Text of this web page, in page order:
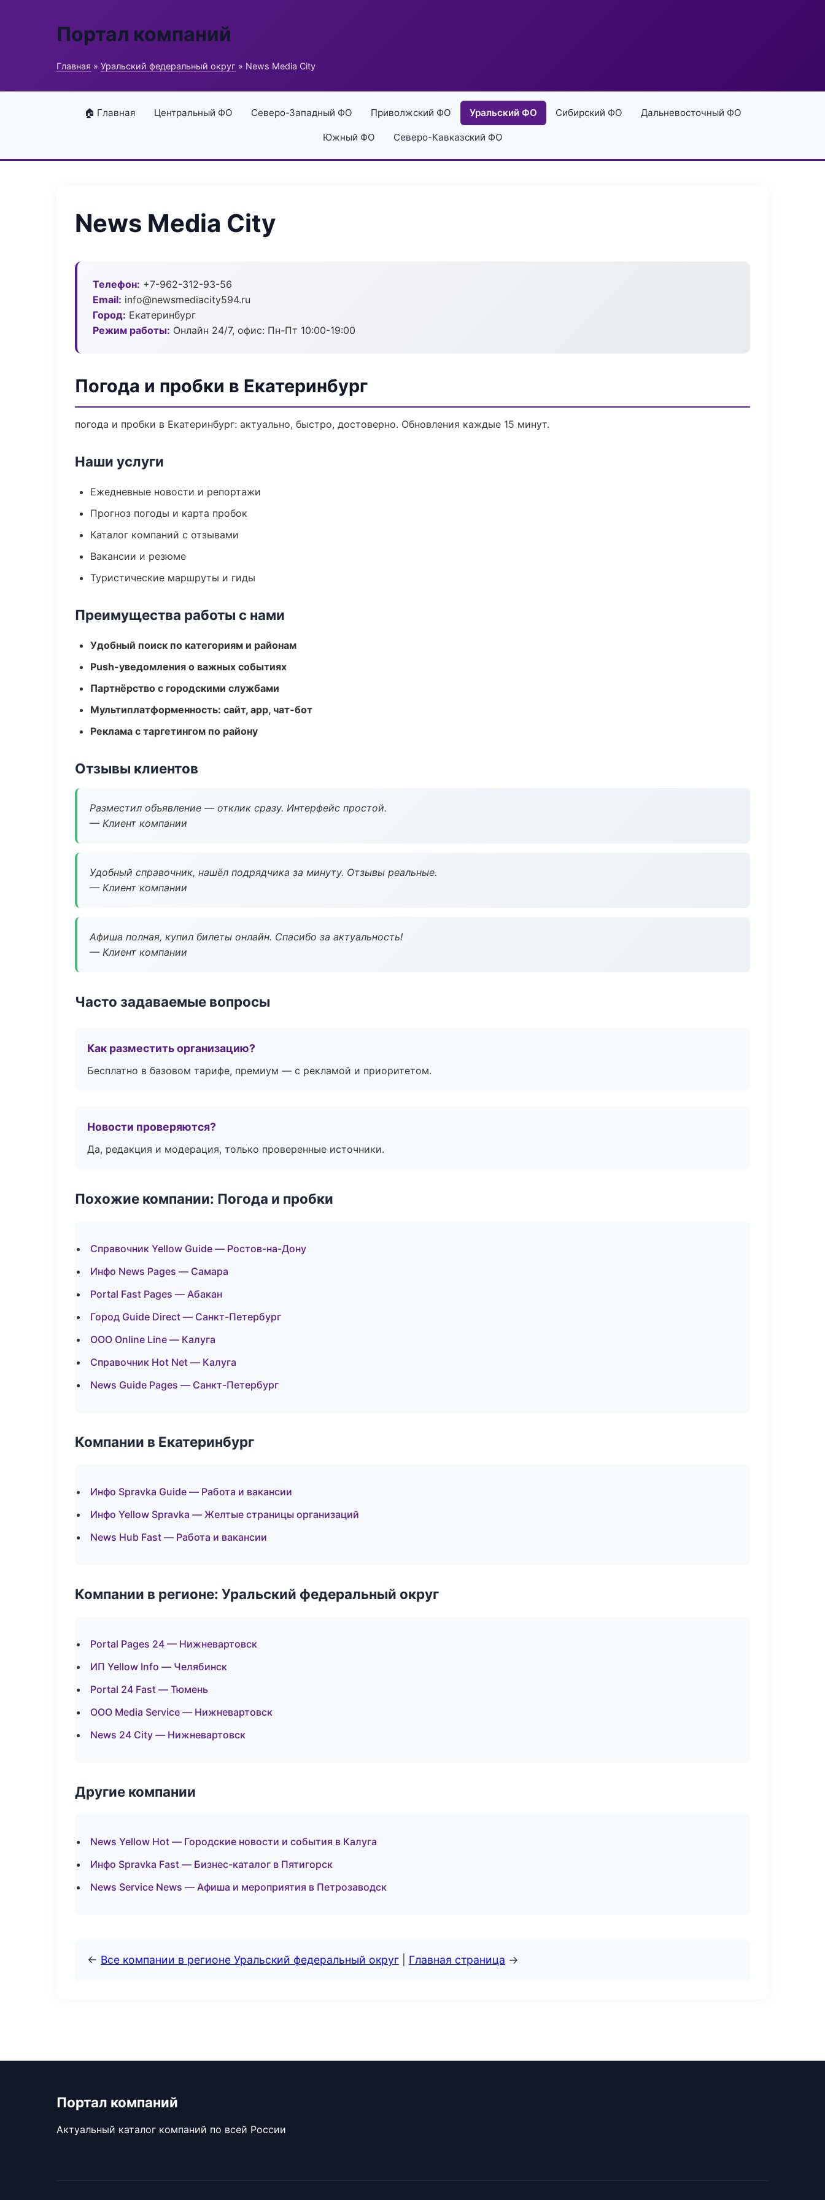
Портал компаний
Главная » Уральский федеральный округ » News Media City
🏠 Главная Центральный ФО Северо-Западный ФО Приволжский ФО Уральский ФО Сибирский ФО Дальневосточный ФО
Южный ФО Северо-Кавказский ФО
News Media City
Телефон: +7-962-312-93-56
Email: info@newsmediacity594.ru
Город: Екатеринбург
Режим работы: Онлайн 24/7, офис: Пн-Пт 10:00-19:00
Погода и пробки в Екатеринбург
погода и пробки в Екатеринбург: актуально, быстро, достоверно. Обновления каждые 15 минут.
Наши услуги
Ежедневные новости и репортажи
Прогноз погоды и карта пробок
Каталог компаний с отзывами
Вакансии и резюме
Туристические маршруты и гиды
Преимущества работы с нами
Удобный поиск по категориям и районам
Push-уведомления о важных событиях
Партнёрство с городскими службами
Мультиплатформенность: сайт, app, чат-бот
Реклама с таргетингом по району
Отзывы клиентов
Разместил объявление — отклик сразу. Интерфейс простой.
— Клиент компании
Удобный справочник, нашёл подрядчика за минуту. Отзывы реальные.
— Клиент компании
Афиша полная, купил билеты онлайн. Спасибо за актуальность!
— Клиент компании
Часто задаваемые вопросы
Как разместить организацию?
Бесплатно в базовом тарифе, премиум — с рекламой и приоритетом.
Новости проверяются?
Да, редакция и модерация, только проверенные источники.
Похожие компании: Погода и пробки
Справочник Yellow Guide — Ростов-на-Дону
Инфо News Pages — Самара
Portal Fast Pages — Абакан
Город Guide Direct — Санкт-Петербург
ООО Online Line — Калуга
Справочник Hot Net — Калуга
News Guide Pages — Санкт-Петербург
Компании в Екатеринбург
Инфо Spravka Guide — Работа и вакансии
Инфо Yellow Spravka — Желтые страницы организаций
News Hub Fast — Работа и вакансии
Компании в регионе: Уральский федеральный округ
Portal Pages 24 — Нижневартовск
ИП Yellow Info — Челябинск
Portal 24 Fast — Тюмень
ООО Media Service — Нижневартовск
News 24 City — Нижневартовск
Другие компании
News Yellow Hot — Городские новости и события в Калуга
Инфо Spravka Fast — Бизнес-каталог в Пятигорск
News Service News — Афиша и мероприятия в Петрозаводск
← Все компании в регионе Уральский федеральный округ Главная страница →
Портал компаний
Актуальный каталог компаний по всей России